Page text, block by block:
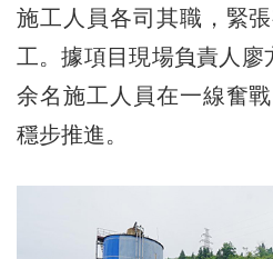
施工人員各司其職，緊
工。據項目現場負責人
余名施工人員在一線奮
穩步推進。